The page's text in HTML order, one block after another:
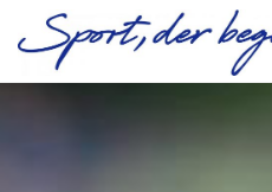
Inhalt
springen